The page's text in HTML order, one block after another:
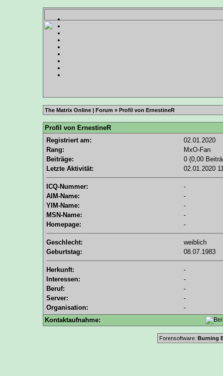
The Matrix Online | Forum » Profil von ErnestineR
Profil von ErnestineR
Registriert am:
02.01.2020
Rang:
MxO-Fan
Beiträge:
0 (0,00
Letzte Aktivität:
02.01.2020
ICQ-Nummer:
-
AIM-Name:
-
YIM-Name:
-
MSN-Name:
-
Homepage:
-
Geschlecht:
weiblich
Geburtstag:
08.07.1983
Herkunft:
-
Interessen:
-
Beruf:
-
Server:
-
Organisation:
-
Kontaktaufnahme:
Forensoftware: Burning